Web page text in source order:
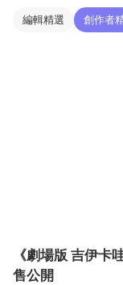
編輯精選 創作者
《劇場版 吉伊卡
售公開